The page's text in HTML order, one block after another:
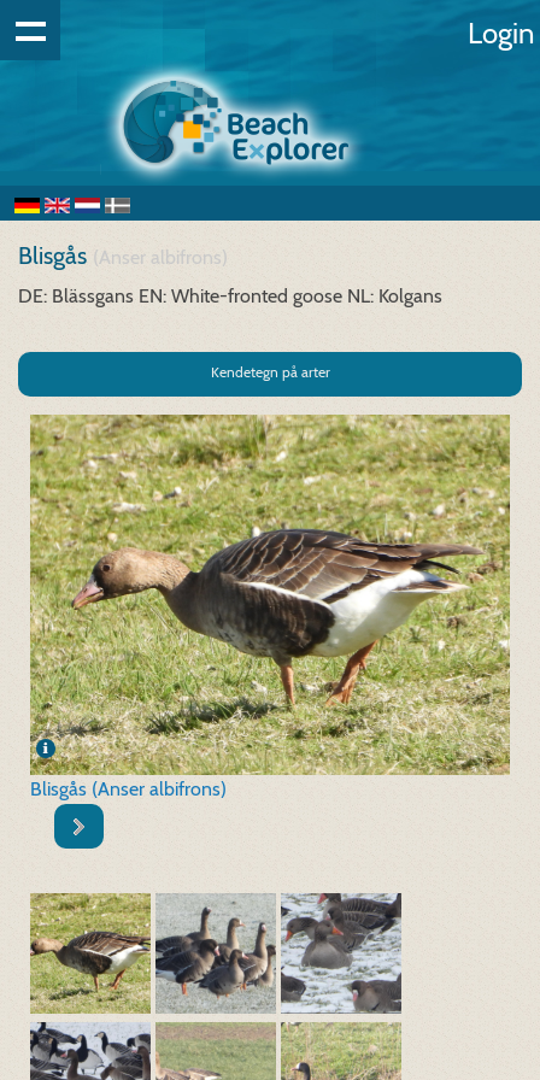
Login
Blisgås (Anser albifrons)
DE: Blässgans EN: White-fronted goose NL: Kolgans
Kendetegn på arter
Blisgås (Anser albifrons)